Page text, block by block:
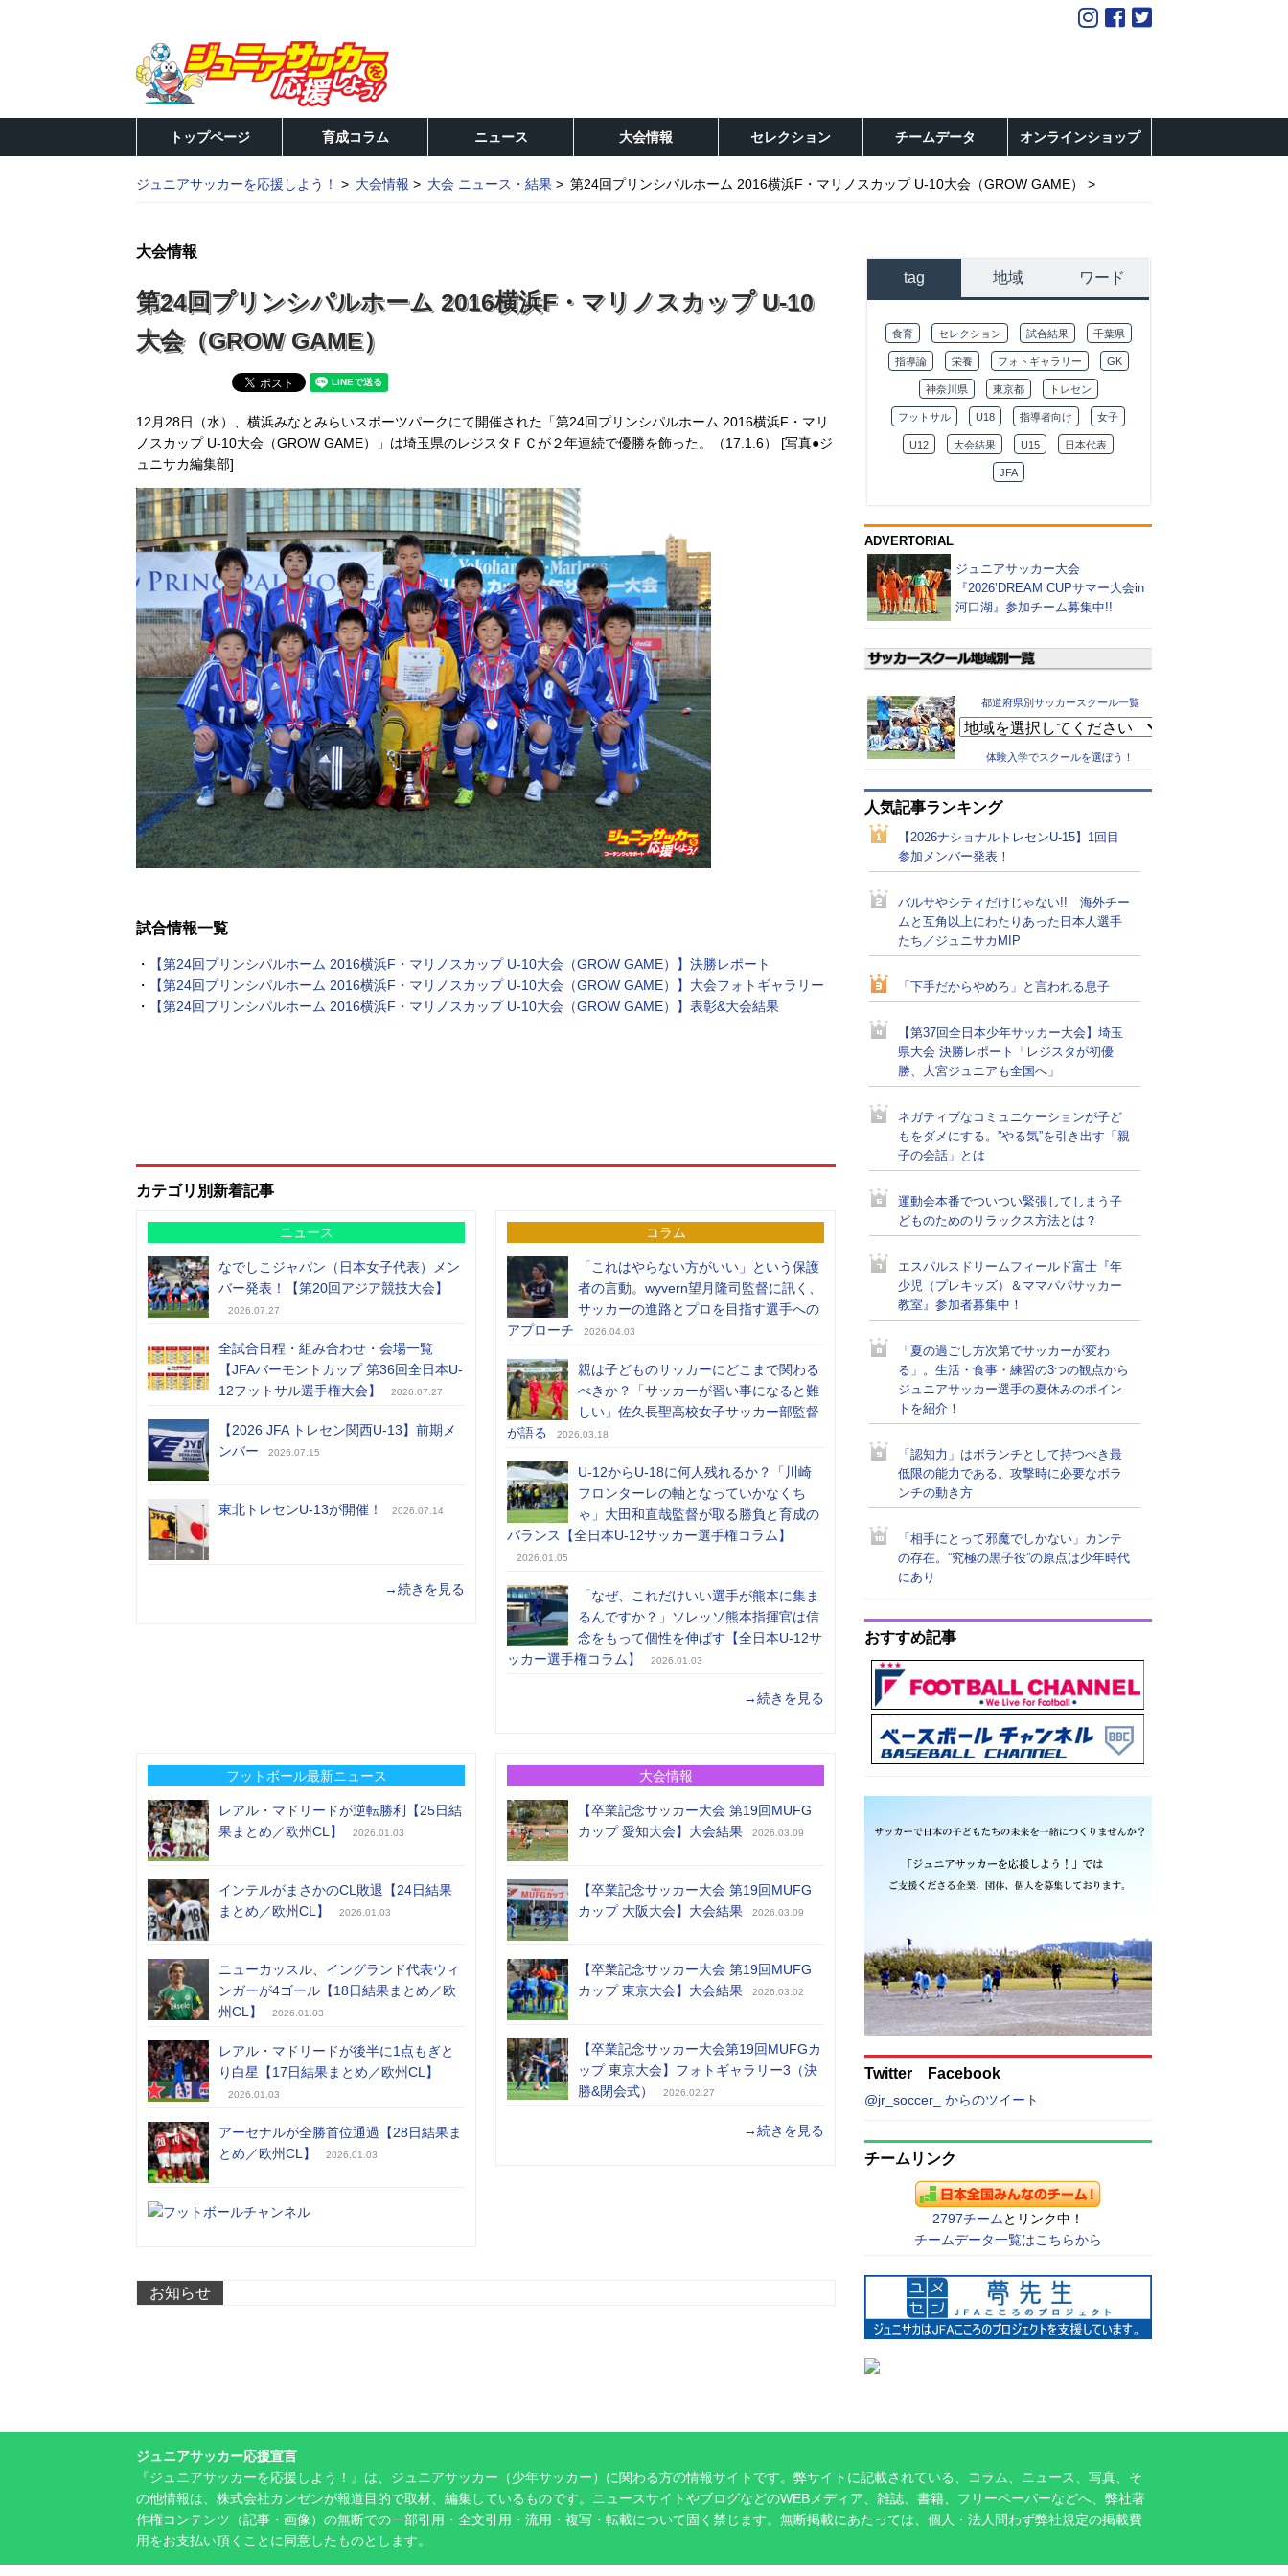
トップページ 育成コラム ニュース 大会情報 セレクション チームデータ オンラインショップ
ジュニアサッカーを応援しよう！ 大会情報 大会 ニュース・結果 第24回プリンシパルホーム 2016横浜F・マリノスカップ U-10大会（GROW GAME）
大会情報
第24回プリンシパルホーム 2016横浜F・マリノスカップ U-10
大会（GROW GAME）
12月28日（水）、横浜みなとみらいスポーツパークにて開催された「第24回プリンシパルホーム 2016横浜F・マリ
ノスカップ U-10大会（GROW GAME）」は埼玉県のレジスタＦＣが２年連続で優勝を飾った。（17.1.6） [写真●ジ
ュニサカ編集部]
試合情報一覧
・
【第24回プリンシパルホーム 2016横浜F・マリノスカップ U-10大会（GROW GAME）】決勝レポート
・
【第24回プリンシパルホーム 2016横浜F・マリノスカップ U-10大会（GROW GAME）】大会フォトギャラリー
・
【第24回プリンシパルホーム 2016横浜F・マリノスカップ U-10大会（GROW GAME）】表彰&大会結果
カテゴリ別新着記事
ニュース
なでしこジャパン（日本女子代表）メン
バー発表！【第20回アジア競技大会】
2026.07.27
全試合日程・組み合わせ・会場一覧
【JFAバーモントカップ 第36回全日本U-
12フットサル選手権大会】
2026.07.27
【2026 JFA トレセン関西U-13】前期メ
ンバー
2026.07.15
東北トレセンU-13が開催！ 2026.07.14
→続きを見る
コラム
「これはやらない方がいい」という保護
者の言動。wyvern望月隆司監督に訊く、
サッカーの進路とプロを目指す選手への
アプローチ
2026.04.03
親は子どものサッカーにどこまで関わる
べきか？「サッカーが習い事になると難
しい」佐久長聖高校女子サッカー部監督
が語る
2026.03.18
U-12からU-18に何人残れるか？「川崎
フロンターレの軸となっていかなくち
ゃ」大田和直哉監督が取る勝負と育成の
バランス【全日本U-12サッカー選手権コラム】
2026.01.05
「なぜ、これだけいい選手が熊本に集ま
るんですか？」ソレッソ熊本指揮官は信
念をもって個性を伸ばす【全日本U-12サ
ッカー選手権コラム】
2026.01.03
→続きを見る
フットボール最新ニュース
レアル・マドリードが逆転勝利【25日結
果まとめ／欧州CL】
2026.01.03
インテルがまさかのCL敗退【24日結果
まとめ／欧州CL】
2026.01.03
ニューカッスル、イングランド代表ウィ
ンガーが4ゴール【18日結果まとめ／欧
州CL】
2026.01.03
レアル・マドリードが後半に1点もぎと
り白星【17日結果まとめ／欧州CL】
2026.01.03
アーセナルが全勝首位通過【28日結果ま
とめ／欧州CL】
2026.01.03
大会情報
【卒業記念サッカー大会 第19回MUFG
カップ 愛知大会】大会結果
2026.03.09
【卒業記念サッカー大会 第19回MUFG
カップ 大阪大会】大会結果
2026.03.09
【卒業記念サッカー大会 第19回MUFG
カップ 東京大会】大会結果
2026.03.02
【卒業記念サッカー大会第19回MUFGカ
ップ 東京大会】フォトギャラリー3（決
勝&閉会式）
2026.02.27
→続きを見る
お知らせ
tag 地域 ワード
食育 セレクション 試合結果 千葉県
指導論 栄養 フォトギャラリー GK
神奈川県 東京都 トレセン
フットサル U18 指導者向け 女子
U12 大会結果 U15 日本代表
JFA
ADVERTORIAL
ジュニアサッカー大会
『2026’DREAM CUPサマー大会in
河口湖』参加チーム募集中!!
都道府県別サッカースクール一覧
体験入学でスクールを選ぼう！
人気記事ランキング
【2026ナショナルトレセンU-15】1回目
参加メンバー発表！
バルサやシティだけじゃない!! 海外チー
ムと互角以上にわたりあった日本人選手
たち／ジュニサカMIP
「下手だからやめろ」と言われる息子
【第37回全日本少年サッカー大会】埼玉
県大会 決勝レポート「レジスタが初優
勝、大宮ジュニアも全国へ」
ネガティブなコミュニケーションが子ど
もをダメにする。”やる気”を引き出す「親
子の会話」とは
運動会本番でついつい緊張してしまう子
どものためのリラックス方法とは？
エスパルスドリームフィールド富士『年
少児（プレキッズ）＆ママパパサッカー
教室』参加者募集中！
「夏の過ごし方次第でサッカーが変わ
る」。生活・食事・練習の3つの観点から
ジュニアサッカー選手の夏休みのポイン
トを紹介！
「認知力」はボランチとして持つべき最
低限の能力である。攻撃時に必要なボラ
ンチの動き方
「相手にとって邪魔でしかない」カンテ
の存在。”究極の黒子役”の原点は少年時代
にあり
おすすめ記事
Twitter Facebook
@jr_soccer_ からのツイート
チームリンク
2797チーム とリンク中！
チームデータ一覧はこちらから
ジュニアサッカー応援宣言
『ジュニアサッカーを応援しよう！』は、ジュニアサッカー（少年サッカー）に関わる方の情報サイトです。弊サイトに記載されている、コラム、ニュース、写真、そ
の他情報は、株式会社カンゼンが報道目的で取材、編集しているものです。ニュースサイトやブログなどのWEBメディア、雑誌、書籍、フリーペーパーなどへ、弊社著
作権コンテンツ（記事・画像）の無断での一部引用・全文引用・流用・複写・転載について固く禁じます。無断掲載にあたっては、個人・法人問わず弊社規定の掲載費
用をお支払い頂くことに同意したものとします。